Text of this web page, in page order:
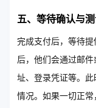
五、等待确认与
完成支付后，等待
后，他们会通过邮
址、登录凭证等。
情况。如果一切正常